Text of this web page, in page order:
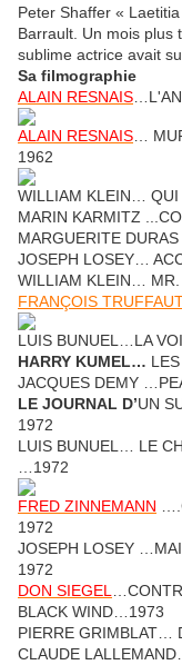
Peter Shaffer «
Barrault. Un mois plus
sublime actrice avait
Sa filmographie
ALAIN RESNAIS
ALAIN RESNAIS …
1962
WILLIAM KLEIN… QUI
MARIN KARMITZ ...
MARGUERITE
JOSEPH LOSEY…
WILLIAM KLEIN…
FRANÇOIS
LUIS BUNUEL…LA
HARRY KUMEL…
JACQUES DEMY
LE JOURNAL D’UN
1972
LUIS BUNUEL… LE
…1972
FRED ZINNEMANN
1972
JOSEPH LOSEY
1972
DON SIEGEL
BLACK WIND…1973
PIERRE GRIMBLAT…
CLAUDE